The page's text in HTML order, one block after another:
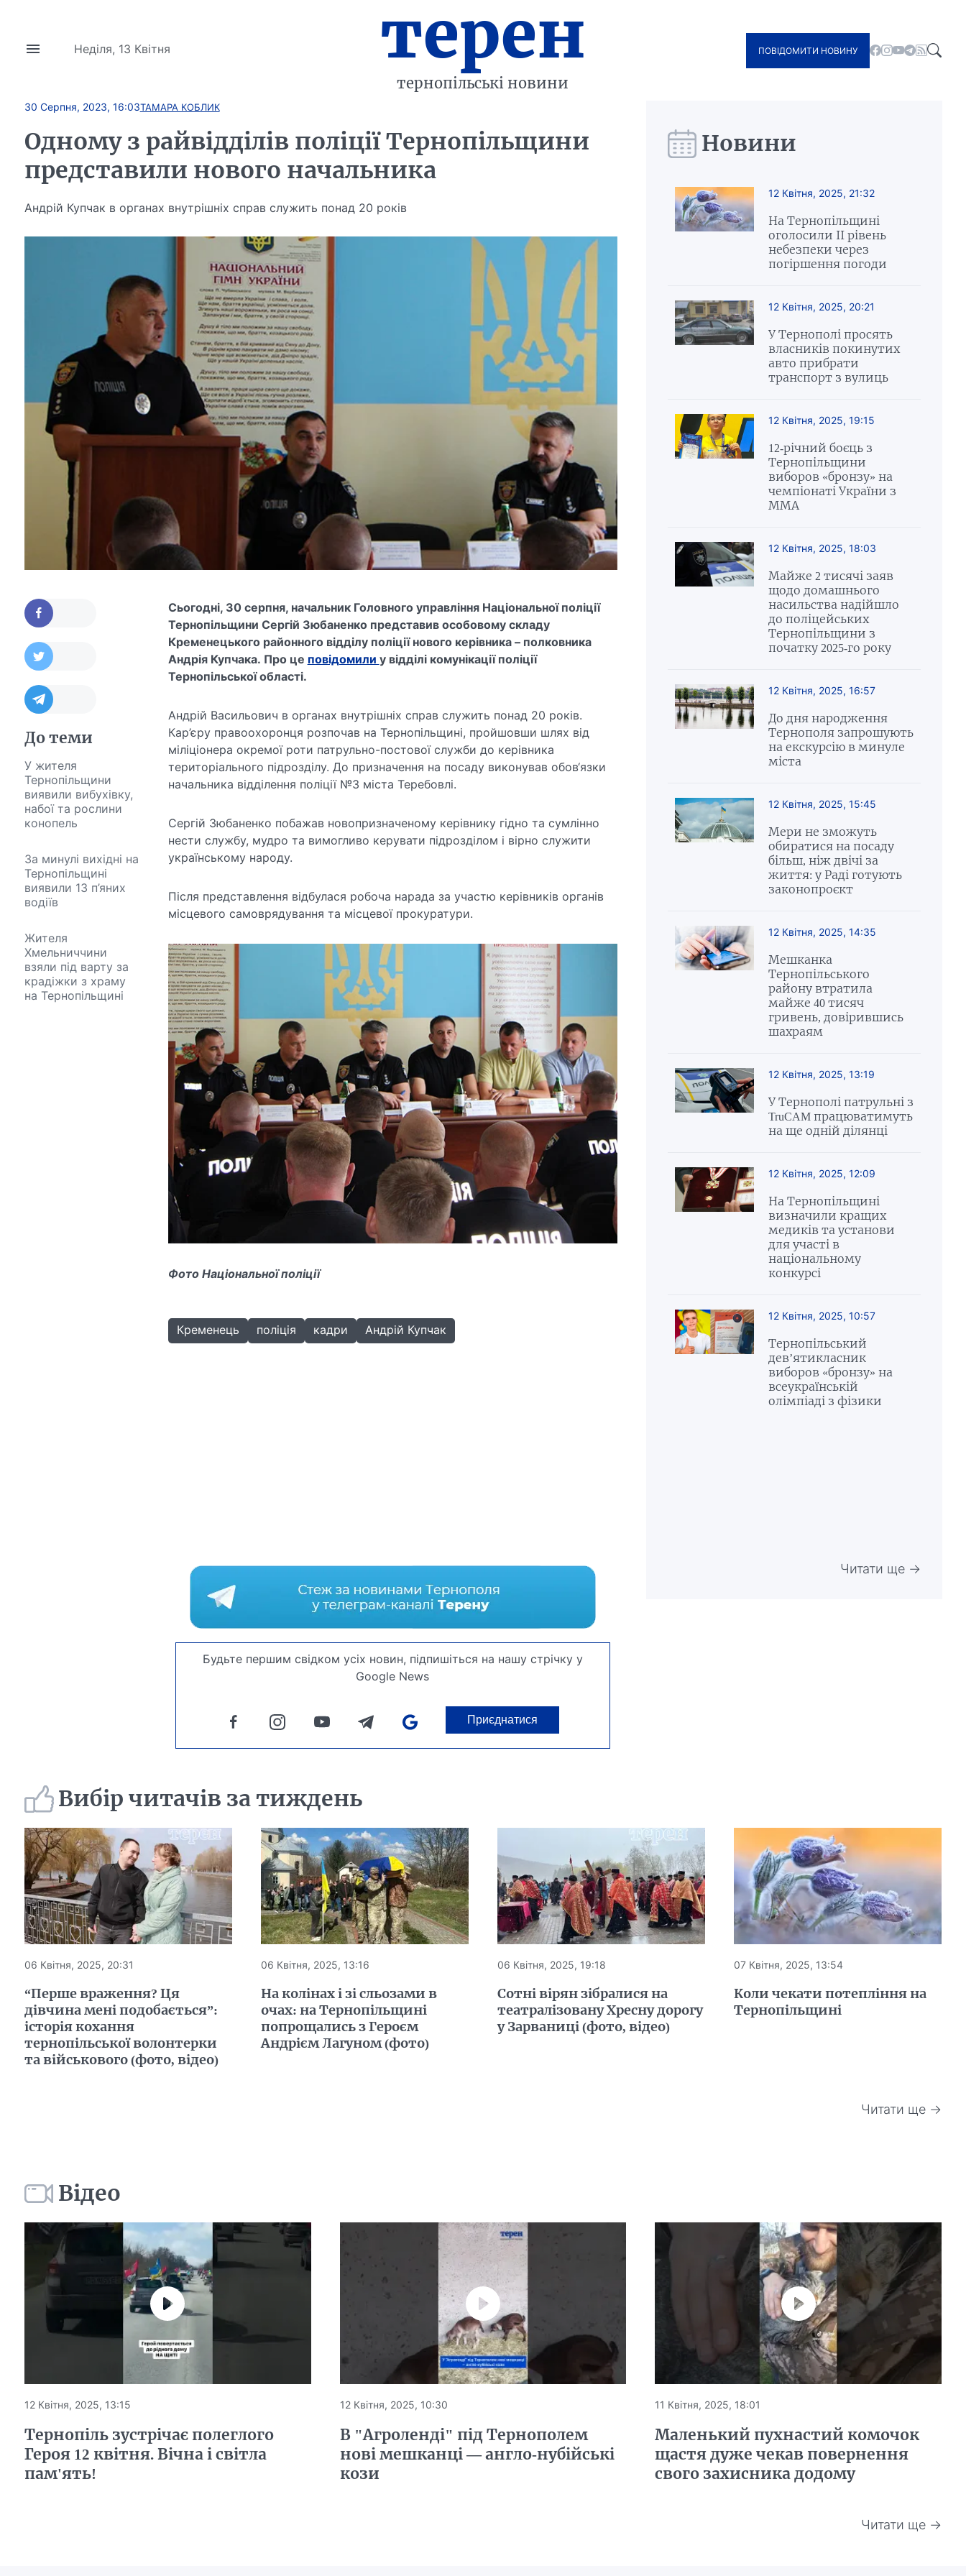
Неділя, 13 Квітня терен
тернопільські новини
ПОВІДОМИТИ НОВИНУ
30 Серпня, 2023, 16:03ТАМАРА КОБЛИК
Одному з райвідділів поліції Тернопільщини
представили нового начальника
Андрій Купчак в органах внутрішніх справ служить понад 20 років
До теми
У жителя
Тернопільщини
виявили вибухівку,
набої та рослини
конопель
За минулі вихідні на
Тернопільщині
виявили 13 п’яних
водіїв
Жителя
Хмельниччини
взяли під варту за
крадіжки з храму
на Тернопільщині
Сьогодні, 30 серпня, начальник Головного управління Національної поліції
Тернопільщини Сергій Зюбаненко представив особовому складу
Кременецького районного відділу поліції нового керівника – полковника
Андрія Купчака. Про це повідомили у відділі комунікації поліції
Тернопільської області.
Андрій Васильович в органах внутрішніх справ служить понад 20 років.
Кар’єру правоохоронця розпочав на Тернопільщині, пройшовши шлях від
міліціонера окремої роти патрульно-постової служби до керівника
територіального підрозділу. До призначення на посаду виконував обов‘язки
начальника відділення поліції №3 міста Теребовлі.
Сергій Зюбаненко побажав новопризначеному керівнику гідно та сумлінно
нести службу, мудро та вимогливо керувати підрозділом і вірно служити
українському народу.
Після представлення відбулася робоча нарада за участю керівників органів
місцевого самоврядування та місцевої прокуратури.
Фото Національної поліції
Кременець поліція кадри Андрій Купчак
Будьте першим свідком усіх новин, підпишіться на нашу стрічку у
Google News
Приєднатися
Новини
12 Квітня, 2025, 21:32
На Тернопільщині
оголосили ІІ рівень
небезпеки через
погіршення погоди
12 Квітня, 2025, 20:21
У Тернополі просять
власників покинутих
авто прибрати
транспорт з вулиць
12 Квітня, 2025, 19:15
12-річний боєць з
Тернопільщини
виборов «бронзу» на
чемпіонаті України з
ММА
12 Квітня, 2025, 18:03
Майже 2 тисячі заяв
щодо домашнього
насильства надійшло
до поліцейських
Тернопільщини з
початку 2025-го року
12 Квітня, 2025, 16:57
До дня народження
Тернополя запрошують
на екскурсію в минуле
міста
12 Квітня, 2025, 15:45
Мери не зможуть
обиратися на посаду
більш, ніж двічі за
життя: у Раді готують
законопроєкт
12 Квітня, 2025, 14:35
Мешканка
Тернопільського
району втратила
майже 40 тисяч
гривень, довірившись
шахраям
12 Квітня, 2025, 13:19
У Тернополі патрульні з
TruCAM працюватимуть
на ще одній ділянці
12 Квітня, 2025, 12:09
На Тернопільщині
визначили кращих
медиків та установи
для участі в
національному
конкурсі
12 Квітня, 2025, 10:57
Тернопільський
дев’ятикласник
виборов «бронзу» на
всеукраїнській
олімпіаді з фізики
Читати ще →
Вибір читачів за тиждень
06 Квітня, 2025, 20:31
“Перше враження? Ця
дівчина мені подобається”:
історія кохання
тернопільської волонтерки
та військового (фото, відео)
06 Квітня, 2025, 13:16
На колінах і зі сльозами в
очах: на Тернопільщині
попрощались з Героєм
Андрієм Лагуном (фото)
06 Квітня, 2025, 19:18
Сотні вірян зібралися на
театралізовану Хресну дорогу
у Зарваниці (фото, відео)
07 Квітня, 2025, 13:54
Коли чекати потепління на
Тернопільщині
Читати ще →
Відео
12 Квітня, 2025, 13:15
Тернопіль зустрічає полеглого
Героя 12 квітня. Вічна і світла
пам'ять!
12 Квітня, 2025, 10:30
В "Агроленді" під Тернополем
нові мешканці — англо-нубійські
кози
11 Квітня, 2025, 18:01
Маленький пухнастий комочок
щастя дуже чекав повернення
свого захисника додому
Читати ще →